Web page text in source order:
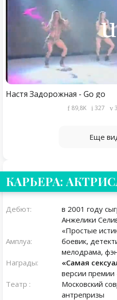
КАРЬЕРА:
Дебют:
в 2001 году
Анжелики
«Простые
Амплуа:
боевик,
мелодрама,
Награды:
«Самая
версии премии
Театр :
Московский
антрепризы
Настя Задорожная - Go go
89,8K 327
Еще